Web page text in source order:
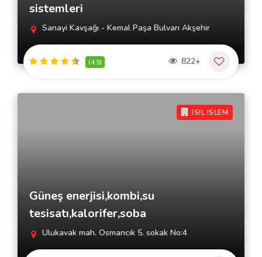
sistemleri
Sanayi Kavşağı - Kemal Paşa Bulvarı Akşehir
(4.5) 822+
ISIL ISLEM
Güneş enerjisi,kombi,su
tesisatı,kalorifer,soba
Ulukavak mah. Osmancık 5. sokak No:4